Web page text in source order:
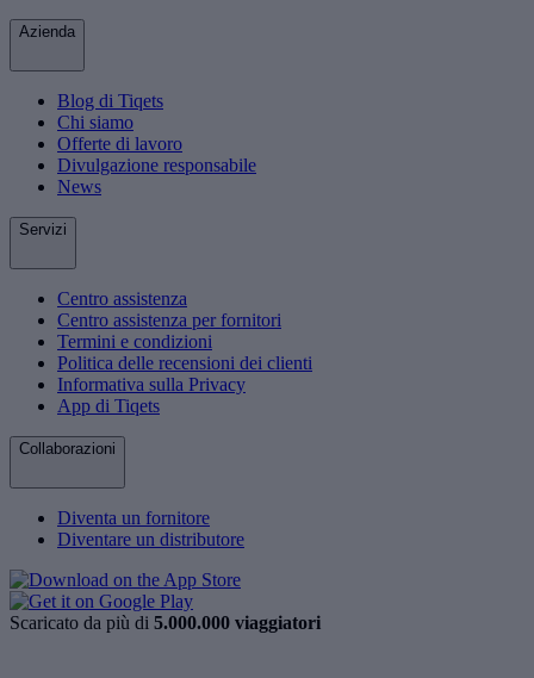
Azienda
Blog di Tiqets
Chi siamo
Offerte di lavoro
Divulgazione responsabile
News
Servizi
Centro assistenza
Centro assistenza per fornitori
Termini e condizioni
Politica delle recensioni dei clienti
Informativa sulla Privacy
App di Tiqets
Collaborazioni
Diventa un fornitore
Diventare un distributore
Scaricato da più di 5.000.000 viaggiatori